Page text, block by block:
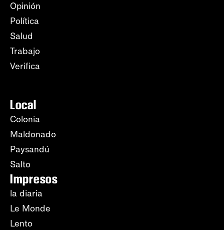
Opinión
Política
Salud
Trabajo
Verifica
Local
Colonia
Maldonado
Paysandú
Salto
Impresos
la diaria
Le Monde
Lento